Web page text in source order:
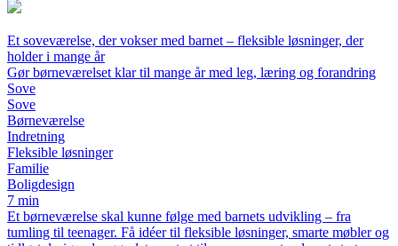
Et soveværelse, der vokser med barnet – fleksible løsninger, der
holder i mange år
Gør børneværelset klar til mange år med leg, læring og forandring
Sove
Sove
Børneværelse
Indretning
Fleksible løsninger
Familie
Boligdesign
7 min
Et børneværelse skal kunne følge med barnets udvikling – fra
tumling til teenager. Få idéer til fleksible løsninger, smarte møbler og